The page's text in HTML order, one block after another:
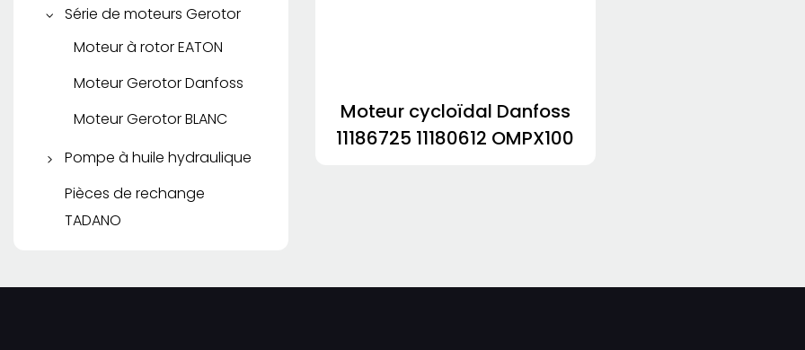
SAUER DANFOSS
Pompe à piston
Kawasaki
Série de moteurs Gerotor
Moteur à rotor EATON
Moteur Gerotor Danfoss
Moteur Gerotor BLANC
Pompe à huile hydraulique
Pompe à palettes ATOS
Pompe à palettes
Pompe à huile CAT
Pièces de rechange
TADANO
Moteur cycloïdal Danfoss
11186725 11180612 OMPX100